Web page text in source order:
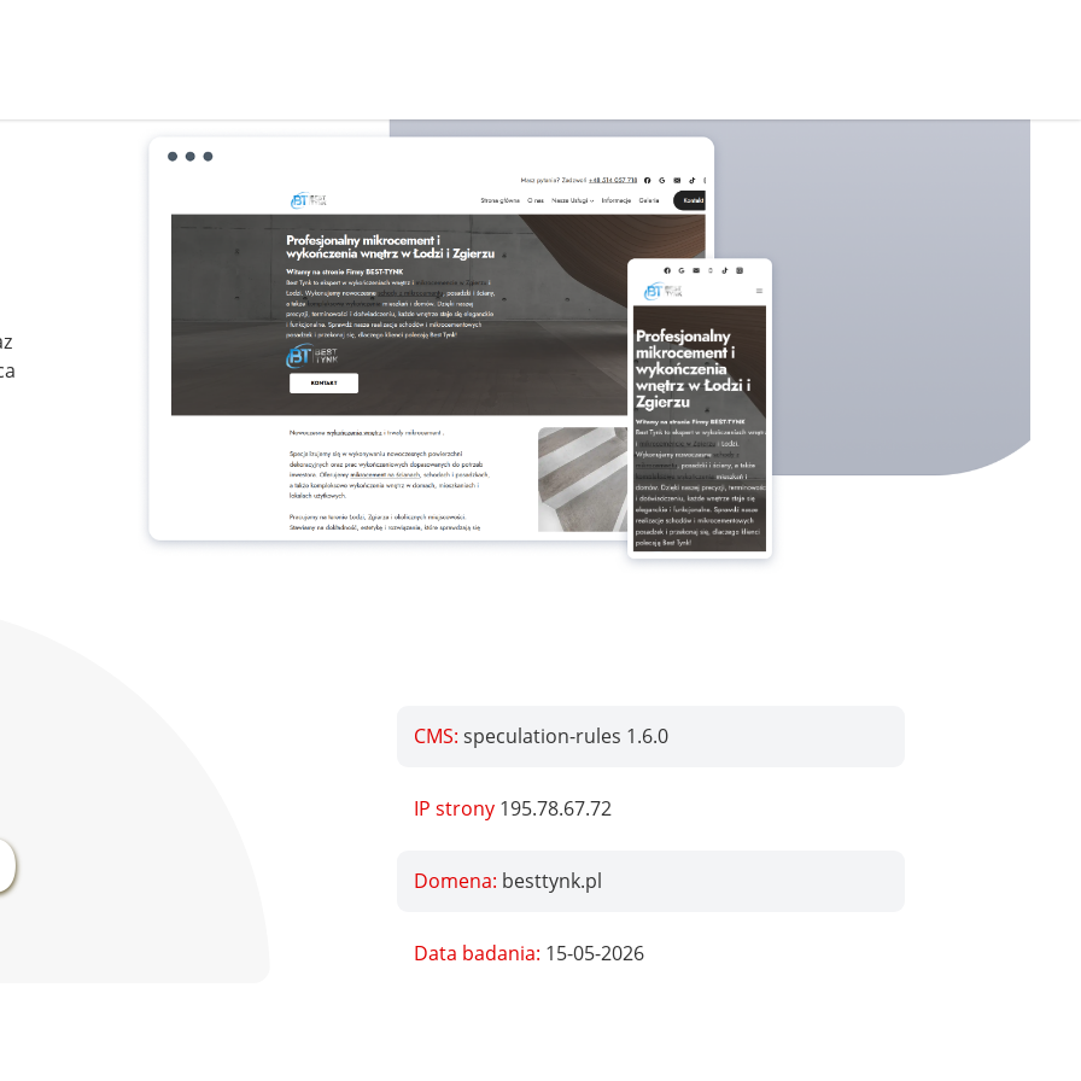
CMS: speculation-rules 1.6.0
IP strony 195.78.67.72
Domena: besttynk.pl
Data badania: 15-05-2026